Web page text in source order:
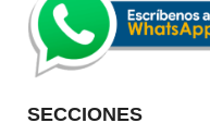
SECCIONES